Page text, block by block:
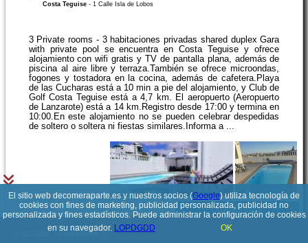
Costa Teguise- 1 Calle Isla de Lobos
3 Private rooms - 3 habitaciones privadas shared duplex Gara
with private pool se encuentra en Costa Teguise y ofrece
alojamiento con wifi gratis y TV de pantalla plana, además de
piscina al aire libre y terraza.También se ofrece microondas,
fogones y tostadora en la cocina, además de cafetera.Playa
de las Cucharas está a 10 min a pie del alojamiento, y Club de
Golf Costa Teguise está a 4,7 km. El aeropuerto (Aeropuerto
de Lanzarote) está a 14 km.Registro desde 17:00 y termina en
10:00.En este alojamiento no se pueden celebrar despedidas
de soltero o soltera ni fiestas similares.Informa a ...
Ver detalles
El sitio web decomeraparte.es y nuestros socios (Google) utiliza tecnología de
cookies con fines de marketing, publicidad personalizada, publicidad no
personalizada y fines estadísticos. Puede administrar la configuración de cookies
en su navegador. LOPDGDD OK
PolskiePortale.pl